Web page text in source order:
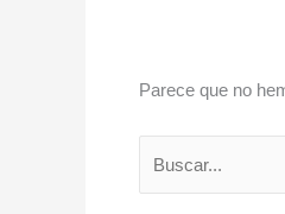
Parece que no